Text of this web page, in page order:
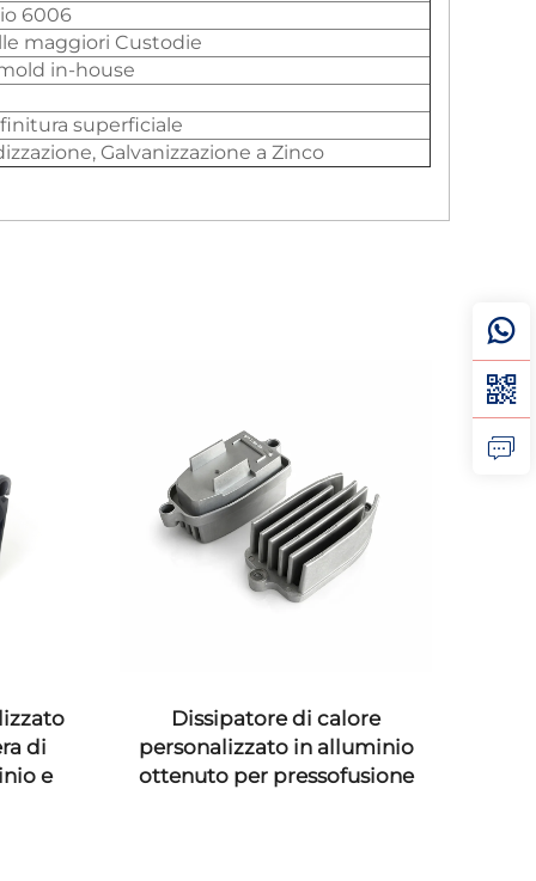
6006
maggiori Custodie
in-house
superficiale
Galvanizzazione a Zinco
Dissipatore di calore
personalizzato in alluminio
ottenuto per pressofusione
pressofusione